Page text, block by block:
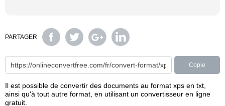
PARTAGER
Copie
Il est possible de convertir des documents au format xps en txt,
ainsi qu'à tout autre format, en utilisant un convertisseur en ligne
gratuit.